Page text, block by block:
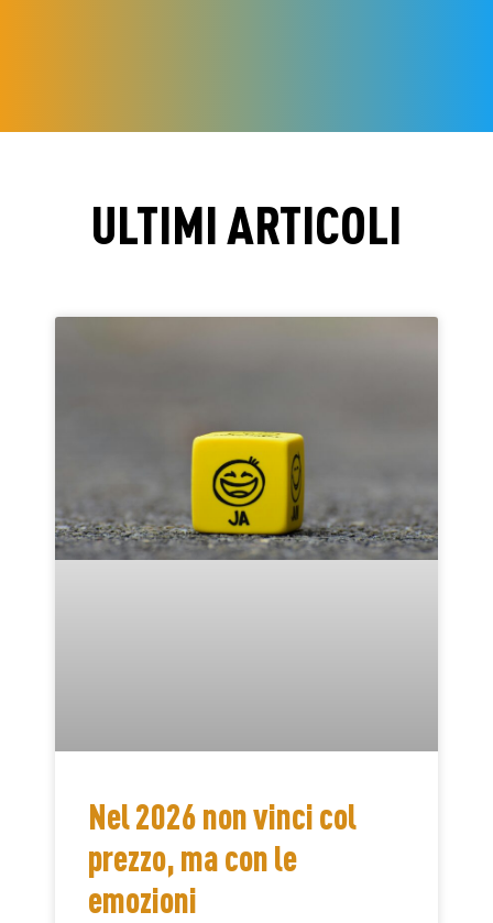
ULTIMI ARTICOLI
Nel 2026 non vinci col
prezzo, ma con le
emozioni